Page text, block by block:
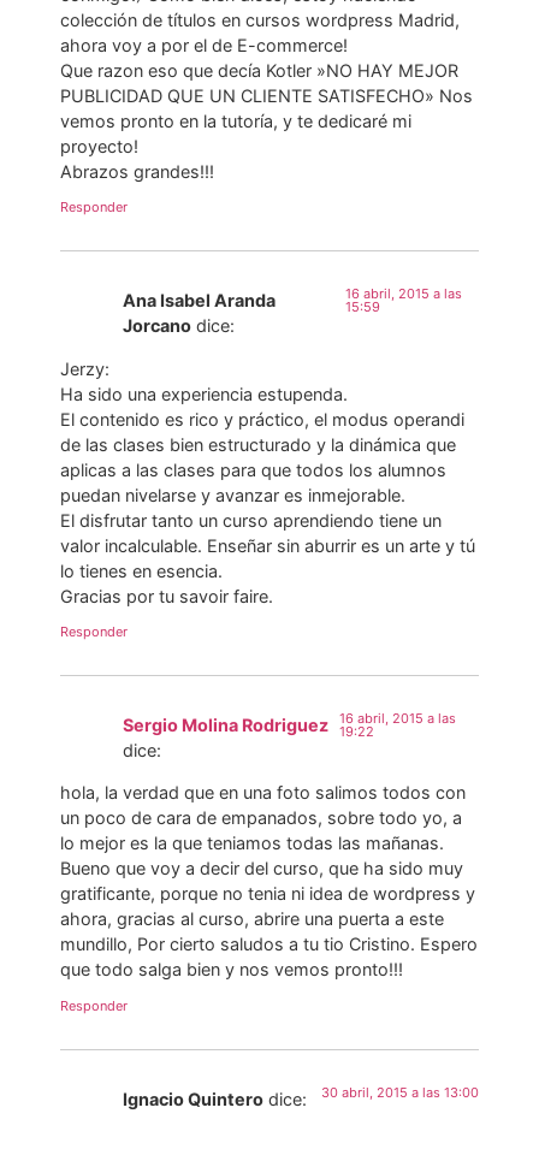
colección de títulos en cursos wordpress Madrid,
ahora voy a por el de E-commerce!
Que razon eso que decía Kotler »NO HAY MEJOR
PUBLICIDAD QUE UN CLIENTE SATISFECHO» Nos
vemos pronto en la tutoría, y te dedicaré mi
proyecto!
Abrazos grandes!!!
Responder
Ana Isabel Aranda
Jorcano dice:
16 abril, 2015 a las
15:59
Jerzy:
Ha sido una experiencia estupenda.
El contenido es rico y práctico, el modus operandi
de las clases bien estructurado y la dinámica que
aplicas a las clases para que todos los alumnos
puedan nivelarse y avanzar es inmejorable.
El disfrutar tanto un curso aprendiendo tiene un
valor incalculable. Enseñar sin aburrir es un arte y tú
lo tienes en esencia.
Gracias por tu savoir faire.
Responder
Sergio Molina Rodriguez
dice:
16 abril, 2015 a las
19:22
hola, la verdad que en una foto salimos todos con
un poco de cara de empanados, sobre todo yo, a
lo mejor es la que teniamos todas las mañanas.
Bueno que voy a decir del curso, que ha sido muy
gratificante, porque no tenia ni idea de wordpress y
ahora, gracias al curso, abrire una puerta a este
mundillo, Por cierto saludos a tu tio Cristino. Espero
que todo salga bien y nos vemos pronto!!!
Responder
Ignacio Quintero dice: 30 abril, 2015 a las 13:00